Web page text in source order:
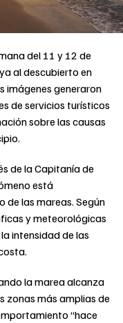
del 11 y 12 de
al descubierto en
imágenes generaron
de servicios turísticos
sobre las causas
de la Capitanía de
está
de las mareas. Según
y meteorológicas
intensidad de las
la marea alcanza
zonas más amplias de
“hace